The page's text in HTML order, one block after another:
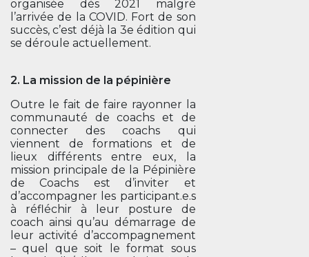
organisée dès 2021 malgré
l’arrivée de la COVID. Fort de son
succès, c’est déjà la 3e édition qui
se déroule actuellement.
2. La mission de la pépinière
Outre le fait de faire rayonner la
communauté de coachs et de
connecter des coachs qui
viennent de formations et de
lieux différents entre eux, la
mission principale de la Pépinière
de Coachs est d’inviter et
d’accompagner les participant.e.s
à réfléchir à leur posture de
coach ainsi qu’au démarrage de
leur activité d’accompagnement
– quel que soit le format sous